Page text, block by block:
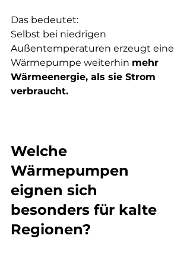
Das bedeutet:
Selbst bei niedrigen
Außentemperaturen erzeugt eine
Wärmepumpe weiterhin mehr
Wärmeenergie, als sie Strom
verbraucht.
Welche
Wärmepumpen
eignen sich
besonders für kalte
Regionen?